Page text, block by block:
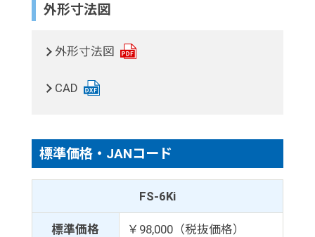
外形寸法図
外形寸法図
CAD
標準価格・JANコード
FS-6Ki
標準価格 ￥98,000（税抜価格）